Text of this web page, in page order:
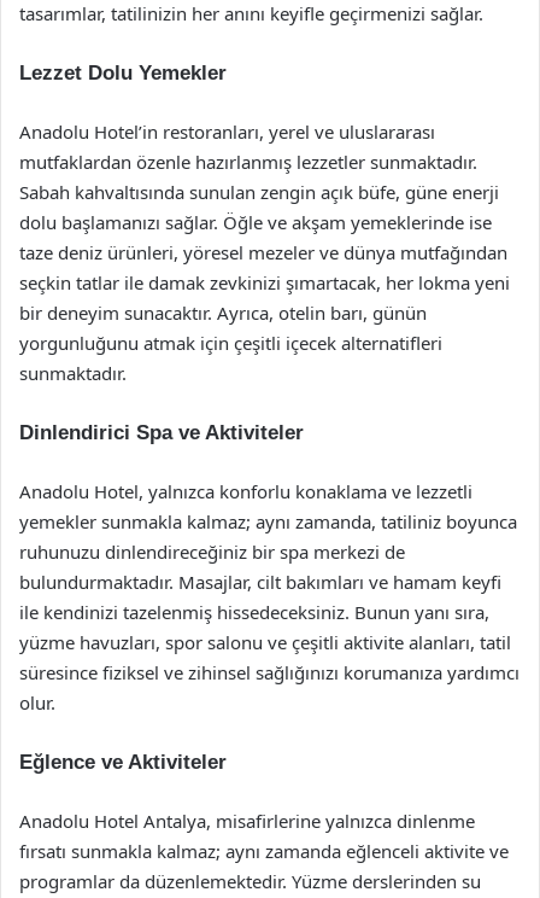
tasarımlar, tatilinizin her anını keyifle geçirmenizi sağlar.
Lezzet Dolu Yemekler
Anadolu Hotel’in restoranları, yerel ve uluslararası
mutfaklardan özenle hazırlanmış lezzetler sunmaktadır.
Sabah kahvaltısında sunulan zengin açık büfe, güne enerji
dolu başlamanızı sağlar. Öğle ve akşam yemeklerinde ise
taze deniz ürünleri, yöresel mezeler ve dünya mutfağından
seçkin tatlar ile damak zevkinizi şımartacak, her lokma yeni
bir deneyim sunacaktır. Ayrıca, otelin barı, günün
yorgunluğunu atmak için çeşitli içecek alternatifleri
sunmaktadır.
Dinlendirici Spa ve Aktiviteler
Anadolu Hotel, yalnızca konforlu konaklama ve lezzetli
yemekler sunmakla kalmaz; aynı zamanda, tatiliniz boyunca
ruhunuzu dinlendireceğiniz bir spa merkezi de
bulundurmaktadır. Masajlar, cilt bakımları ve hamam keyfi
ile kendinizi tazelenmiş hissedeceksiniz. Bunun yanı sıra,
yüzme havuzları, spor salonu ve çeşitli aktivite alanları, tatil
süresince fiziksel ve zihinsel sağlığınızı korumanıza yardımcı
olur.
Eğlence ve Aktiviteler
Anadolu Hotel Antalya, misafirlerine yalnızca dinlenme
fırsatı sunmakla kalmaz; aynı zamanda eğlenceli aktivite ve
programlar da düzenlemektedir. Yüzme derslerinden su